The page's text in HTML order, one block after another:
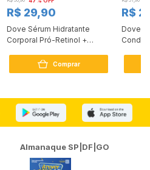
R$ 29,90
Dove Sérum Hidratante
Corporal Pró-Retinol +
Comprar
R$
Dove
Almanaque SP|DF|GO